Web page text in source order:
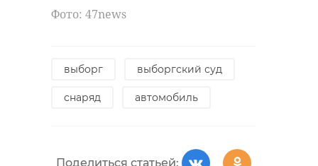
Фото: 47news
выборг выборгский суд
снаряд автомобиль
Поделиться статьей: